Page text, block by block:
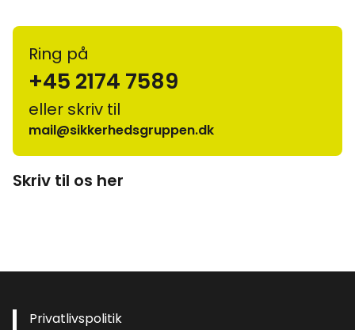
Ring på
+45 2174 7589
eller skriv til
mail@sikkerhedsgruppen.dk
Skriv til os her
Privatlivspolitik